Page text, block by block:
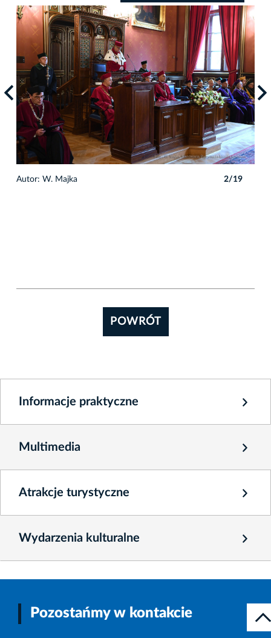
Autor: W. Majka 2/19
POWRÓT
Informacje praktyczne
Multimedia
Atrakcje turystyczne
Wydarzenia kulturalne
Pozostańmy w kontakcie